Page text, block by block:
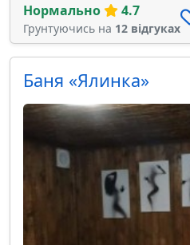
Нормально 4.7
Грунтуючись на 12 відгуках
Баня «Ялинка»